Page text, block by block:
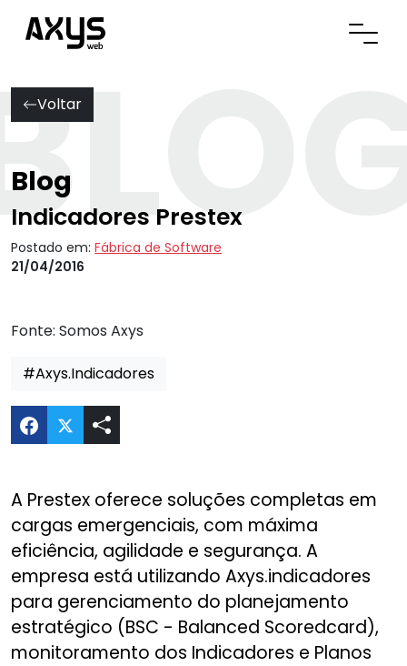
Abrir
Voltar
Blog
Indicadores Prestex
Postado em: Fábrica de Software
21/04/2016
Fonte: Somos Axys
#Axys.Indicadores
Compartilhar Indicadores Prestex no Twitter
A Prestex oferece soluções completas em
cargas emergenciais, com máxima
eficiência, agilidade e segurança. A
empresa está utilizando Axys.indicadores
para gerenciamento do planejamento
estratégico (BSC - Balanced Scoredcard),
monitoramento dos Indicadores e Planos